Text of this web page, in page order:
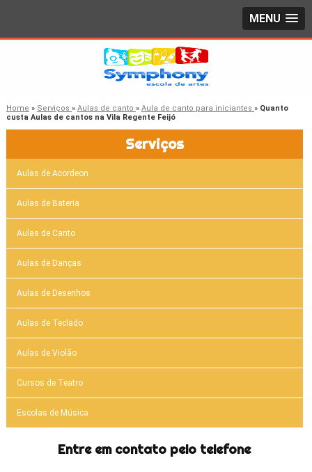
MENU
Home » Serviços » Aulas de canto » Aula de canto para iniciantes » Quanto
custa Aulas de cantos na Vila Regente Feijó
Serviços
Aulas de Acordeon
Aulas de Bateria
Aulas de Canto
Aulas de Danças
Aulas de Desenhos
Aulas de Teclado
Aulas de Violão
Cursos de Teatro
Escolas de Música
Entre em contato pelo telefone